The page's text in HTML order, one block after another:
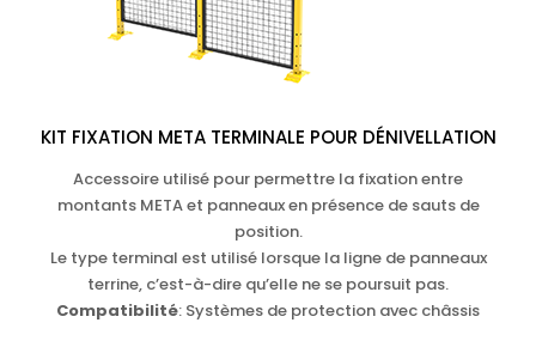
KIT FIXATION META TERMINALE POUR DÉNIVELLATION
Accessoire utilisé pour permettre la fixation entre
montants META et panneaux en présence de sauts de
position.
Le type terminal est utilisé lorsque la ligne de panneaux
terrine, c’est-à-dire qu’elle ne se poursuit pas.
Compatibilité: Systèmes de protection avec châssis